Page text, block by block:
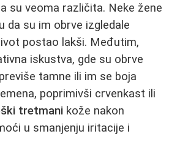
su veoma različita. Neke žene
da su im obrve izgledale
postao lakši. Međutim,
iskustva, gde su obrve
tamne ili im se boja
poprimivši crvenkast ili
tretmani kože nakon
u smanjenju iritacije i